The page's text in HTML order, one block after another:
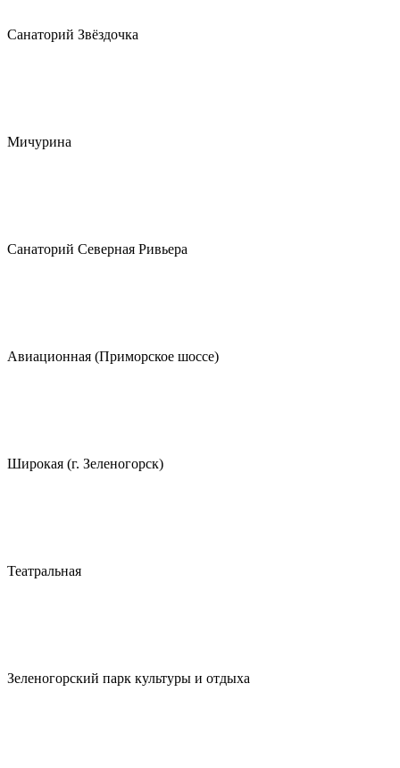
Санаторий Звёздочка
Мичурина
Санаторий Северная Ривьера
Авиационная (Приморское шоссе)
Широкая (г. Зеленогорск)
Театральная
Зеленогорский парк культуры и отдыха